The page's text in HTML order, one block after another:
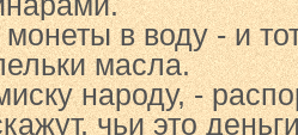
в воду - и
масла.
народу, -
чьи это